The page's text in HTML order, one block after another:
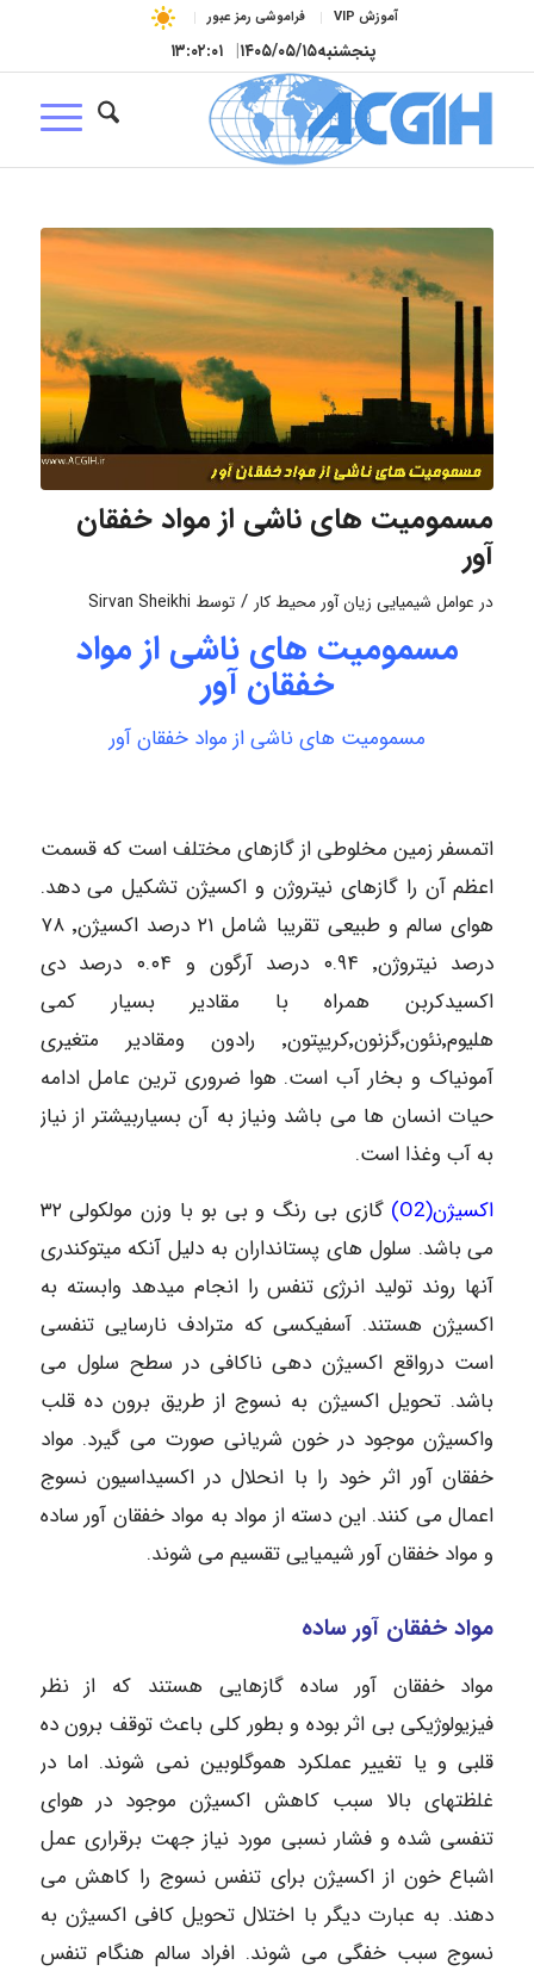
آموزش VIP فراموشی رمز عبور
پنجشنبه۱۴۰۵/۰۵/۱۵| ۱۳:۰۲:۰۱
مسمومیت های ناشی از مواد خفقان
آور
در عوامل شیمیایی زیان آور محیط کار / توسط Sirvan Sheikhi
مسمومیت های ناشی از مواد
خفقان آور
مسمومیت های ناشی از مواد خفقان آور
اتمسفر زمین مخلوطی از گازهای مختلف است که قسمت
اعظم آن را گازهای نیتروژن و اکسیژن تشکیل می دهد.
هوای سالم و طبیعی تقریبا شامل ۲۱ درصد اکسیژن٬ ۷۸
درصد نیتروژن٬ ۰.۹۴ درصد آرگون و ۰.۰۴ درصد دی
اکسیدکربن همراه با مقادیر بسیار کمی
هلیوم٬نئون٬گزنون٬کریپتون٬ رادون ومقادیر متغیری
آمونیاک و بخار آب است. هوا ضروری ترین عامل ادامه
حیات انسان ها می باشد ونیاز به آن بسیاربیشتر از نیاز
به آب وغذا است.
اکسیژن(O2)
گازی بی رنگ و بی بو با وزن مولکولی ۳۲
می باشد. سلول های پستانداران به دلیل آنکه میتوکندری
آنها روند تولید انرژی تنفس را انجام میدهد وابسته به
اکسیژن هستند. آسفیکسی که مترادف نارسایی تنفسی
است درواقع اکسیژن دهی ناکافی در سطح سلول می
باشد. تحویل اکسیژن به نسوج از طریق برون ده قلب
واکسیژن موجود در خون شریانی صورت می گیرد. مواد
خفقان آور اثر خود را با انحلال در اکسیداسیون نسوج
اعمال می کنند. این دسته از مواد به مواد خفقان آور ساده
و مواد خفقان آور شیمیایی تقسیم می شوند.
مواد خفقان آور ساده
مواد خفقان آور ساده گازهایی هستند که از نظر
فیزیولوژیکی بی اثر بوده و بطور کلی باعث توقف برون ده
قلبی و یا تغییر عملکرد هموگلوبین نمی شوند. اما در
غلظتهای بالا سبب کاهش اکسیژن موجود در هوای
تنفسی شده و فشار نسبی مورد نیاز جهت برقراری عمل
اشباع خون از اکسیژن برای تنفس نسوج را کاهش می
دهند. به عبارت دیگر با اختلال تحویل کافی اکسیژن به
نسوج سبب خفگی می شوند. افراد سالم هنگام تنفس